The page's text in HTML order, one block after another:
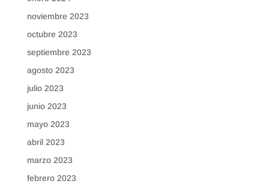
noviembre 2023
octubre 2023
septiembre 2023
agosto 2023
julio 2023
junio 2023
mayo 2023
abril 2023
marzo 2023
febrero 2023